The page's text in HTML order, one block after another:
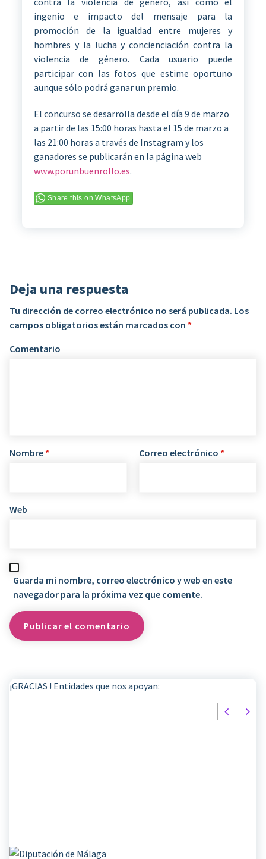
ingenio e impacto del mensaje para la
promoción de la igualdad entre mujeres y
hombres y la lucha y concienciación contra la
violencia de género. Cada usuario puede
participar con las fotos que estime oportuno
aunque sólo podrá ganar un premio.
El concurso se desarrolla desde el día 9 de marzo
a partir de las 15:00 horas hasta el 15 de marzo a
las 21:00 horas a través de Instagram y los
ganadores se publicarán en la página web
www.porunbuenrollo.es.
Share this on WhatsApp
Deja una respuesta
Tu dirección de correo electrónico no será publicada. Los
campos obligatorios están marcados con *
Comentario
Nombre * Correo electrónico *
Web
Guarda mi nombre, correo electrónico y web en este
navegador para la próxima vez que comente.
¡GRACIAS ! Entidades que nos apoyan: